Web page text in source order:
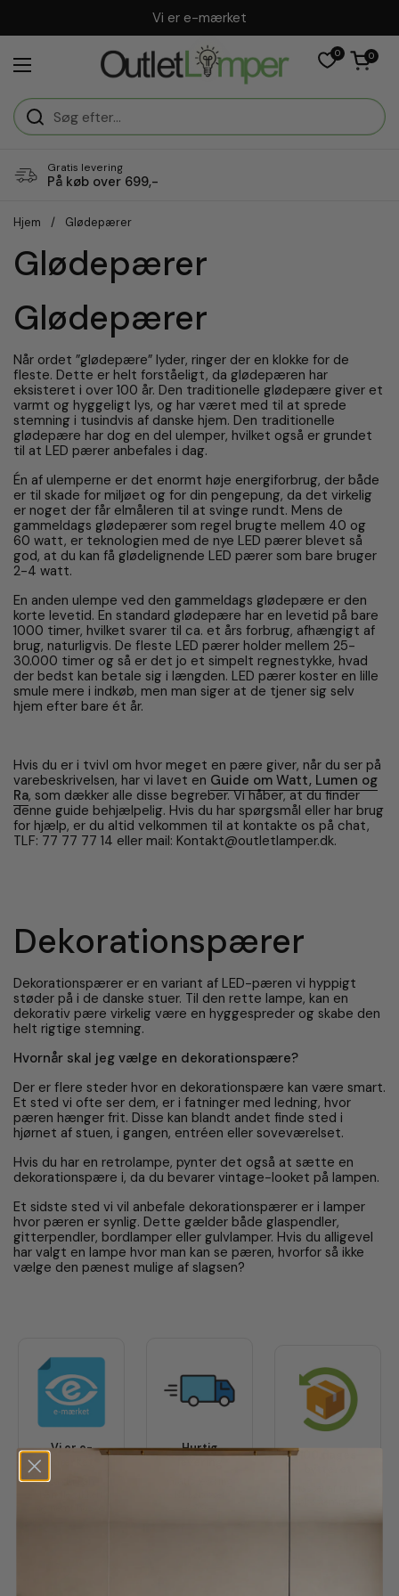
Vi er e-mærket
Åbn menuen
0 Åben vogn
0
Gratis levering
På køb over 699,-
Hjem / Glødepærer
Glødepærer
Glødepærer
Når ordet ”glødepære” lyder, ringer der en klokke for de
fleste. Dette er helt forståeligt, da glødepæren har
eksisteret i over 100 år. Den traditionelle glødepære giver et
varmt og hyggeligt lys, og har været med til at sprede
stemning i tusindvis af danske hjem. Den traditionelle
glødepære har dog en del ulemper, hvilket også er grundet
til at LED pærer anbefales i dag.
Én af ulemperne er det enormt høje energiforbrug, der både
er til skade for miljøet og for din pengepung, da det virkelig
er noget der får elmåleren til at svinge rundt. Mens de
gammeldags glødepærer som regel brugte mellem 40 og
60 watt, er teknologien med de nye LED pærer blevet så
god, at du kan få glødelignende LED pærer som bare bruger
2-4 watt.
En anden ulempe ved den gammeldags glødepære er den
korte levetid. En standard glødepære har en levetid på bare
1000 timer, hvilket svarer til ca. et års forbrug, afhængigt af
brug, naturligvis. De fleste LED pærer holder mellem 25-
30.000 timer og så er det jo et simpelt regnestykke, hvad
der bedst kan betale sig i længden. LED pærer koster en lille
smule mere i indkøb, men man siger at de tjener sig selv
hjem efter bare ét år.
Hvis du er i tvivl om hvor meget en pære giver, når du ser på
varebeskrivelsen, har vi lavet en Guide om Watt, Lumen og
Ra, som dækker alle disse begreber. Vi håber, at du finder
denne guide behjælpelig. Hvis du har spørgsmål eller har brug
for hjælp, er du altid velkommen til at kontakte os på chat,
TLF: 77 77 77 14 eller mail: Kontakt@outletlamper.dk.
Dekorationspærer
Dekorationspærer er en variant af LED-pæren vi hyppigt
støder på i de danske stuer. Til den rette lampe, kan en
dekorativ pære virkelig være en hyggespreder og skabe den
helt rigtige stemning.
Hvornår skal jeg vælge en dekorationspære?
Der er flere steder hvor en dekorationspære kan være smart.
Et sted vi ofte ser dem, er i fatninger med ledning, hvor
pæren hænger frit. Disse kan blandt andet finde sted i
hjørnet af stuen, i gangen, entréen eller soveværelset.
Hvis du har en retrolampe, pynter det også at sætte en
dekorationspære i, da du bevarer vintage-looket på lampen.
Et sidste sted vi vil anbefale dekorationspærer er i lamper
hvor pæren er synlig. Dette gælder både glaspendler,
gitterpendler, bordlamper eller gulvlamper. Hvis du alligevel
har valgt en lampe hvor man kan se pæren, hvorfor så ikke
vælge den pænest mulige af slagsen?
Vi er e-
Så du kan
Hurtig